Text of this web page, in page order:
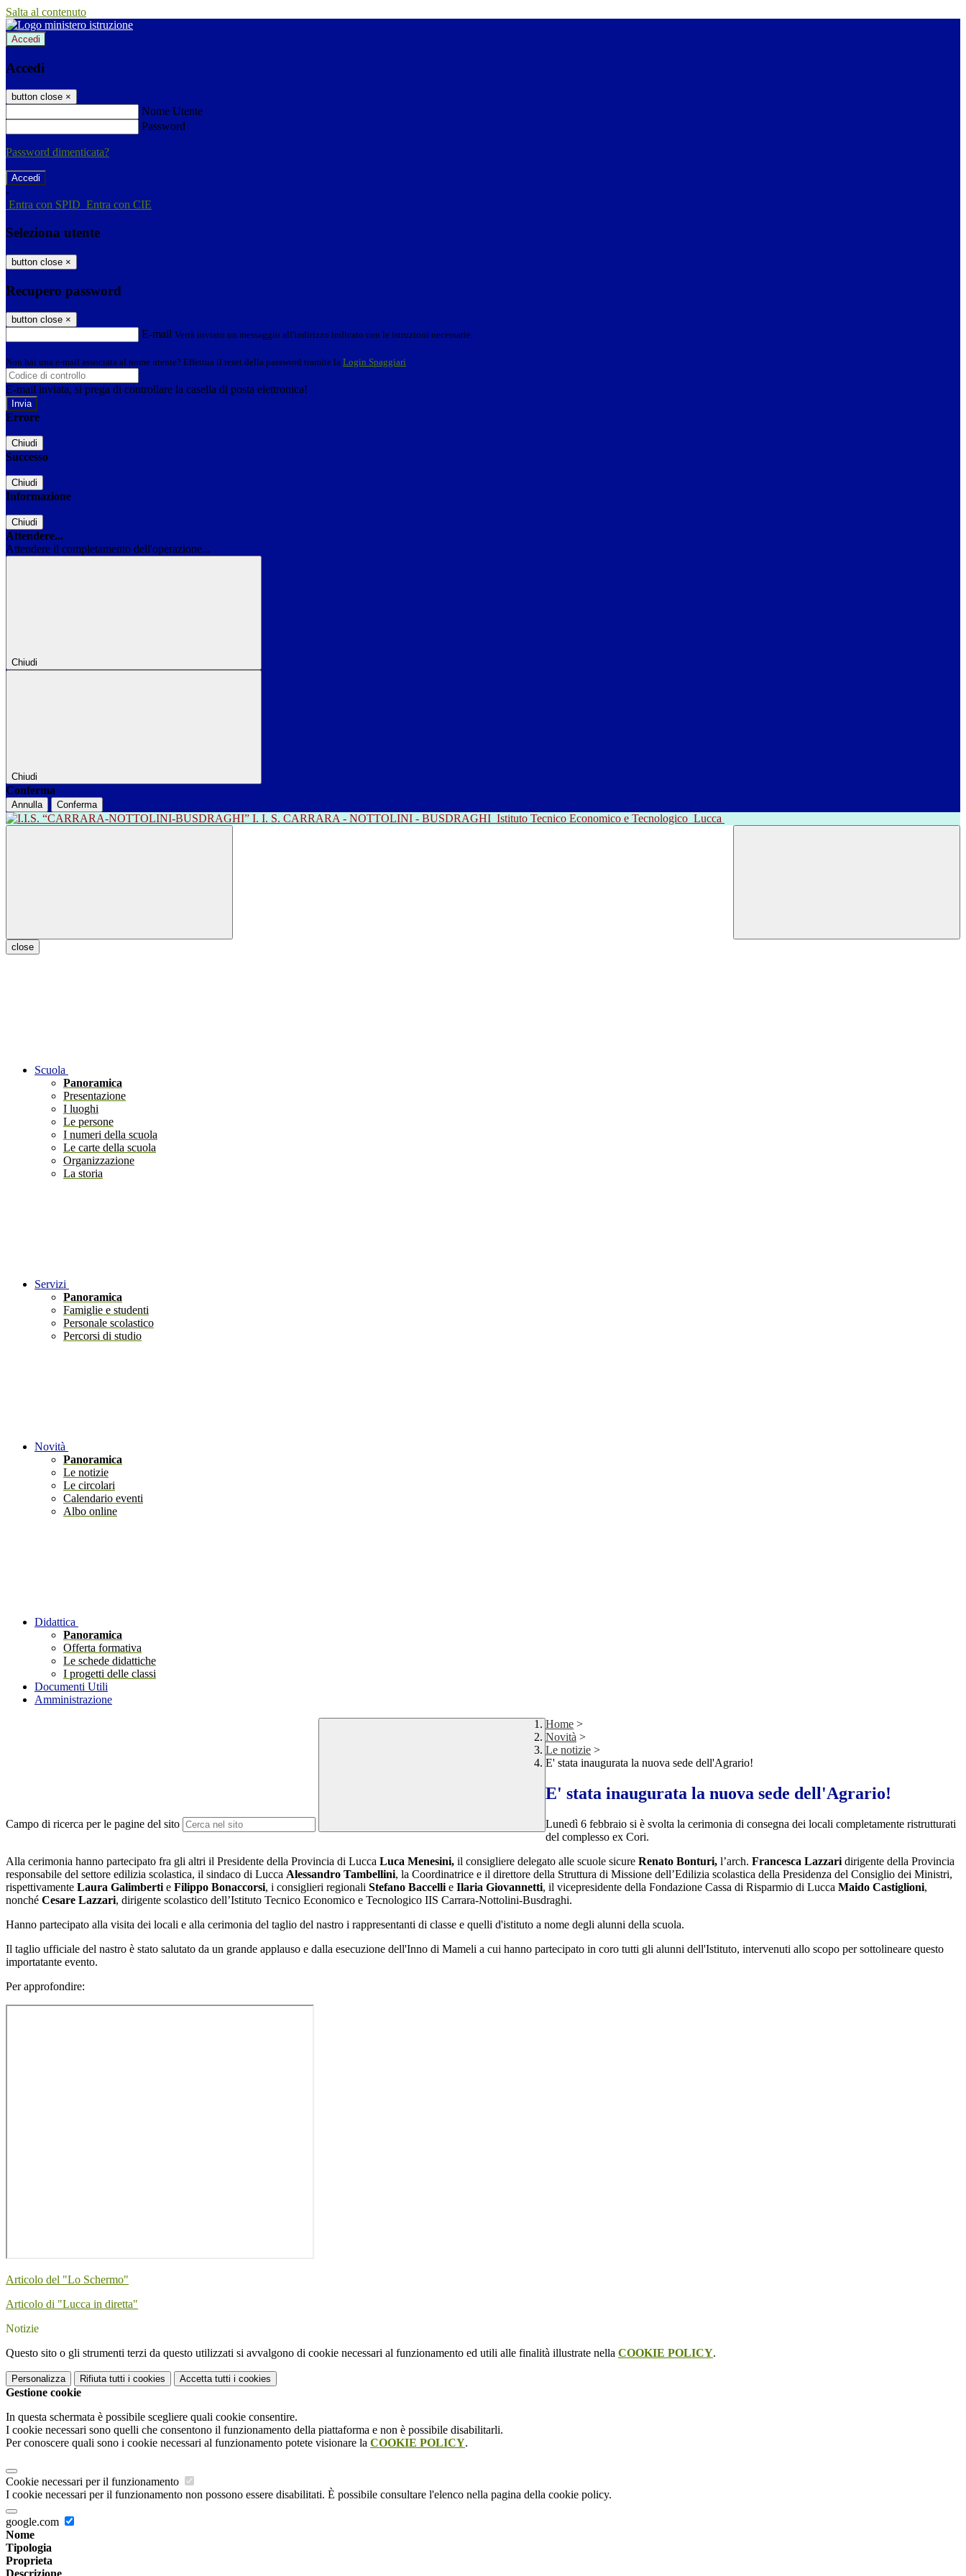
Salta al contenuto
Accedi
Accedi
button close ×
Nome Utente
Password
Password dimenticata?
-
Entra con SPID Entra con CIE
Seleziona utente
button close ×
Recupero password
button close ×
E-mail Verrà inviato un messaggio all'indirizzo indicato con le istruzioni necessarie.
Non hai una e-mail associata al nome utente? Effettua il reset della password tramite la Login Spaggiari
E-mail inviata, si prega di controllare la casella di posta elettronica!
Errore
Chiudi
Successo
Chiudi
Informazione
Chiudi
Attendere...
Attendere il completamento dell'operazione...
Chiudi
Chiudi
Conferma
Annulla Conferma
I. I. S. CARRARA - NOTTOLINI - BUSDRAGHI Istituto Tecnico Economico e Tecnologico Lucca
close
Scuola
Panoramica
Presentazione
I luoghi
Le persone
I numeri della scuola
Le carte della scuola
Organizzazione
La storia
Servizi
Panoramica
Famiglie e studenti
Personale scolastico
Percorsi di studio
Novità
Panoramica
Le notizie
Le circolari
Calendario eventi
Albo online
Didattica
Panoramica
Offerta formativa
Le schede didattiche
I progetti delle classi
Documenti Utili
Amministrazione
Campo di ricerca per le pagine del sito
Home >
Novità >
Le notizie >
E' stata inaugurata la nuova sede dell'Agrario!
E' stata inaugurata la nuova sede dell'Agrario!
Lunedì 6 febbraio si è svolta la cerimonia di consegna dei locali completamente ristrutturati
del complesso ex Cori.
Alla cerimonia hanno partecipato fra gli altri il Presidente della Provincia di Lucca Luca Menesini, il consigliere delegato alle scuole sicure Renato Bonturi, l’arch. Francesca Lazzari dirigente della Provincia
responsabile del settore edilizia scolastica, il sindaco di Lucca Alessandro Tambellini, la Coordinatrice e il direttore della Struttura di Missione dell’Edilizia scolastica della Presidenza del Consiglio dei Ministri,
rispettivamente Laura Galimberti e Filippo Bonaccorsi, i consiglieri regionali Stefano Baccelli e Ilaria Giovannetti, il vicepresidente della Fondazione Cassa di Risparmio di Lucca Maido Castiglioni,
nonché Cesare Lazzari, dirigente scolastico dell’Istituto Tecnico Economico e Tecnologico IIS Carrara-Nottolini-Busdraghi.
Hanno partecipato alla visita dei locali e alla cerimonia del taglio del nastro i rappresentanti di classe e quelli d'istituto a nome degli alunni della scuola.
Il taglio ufficiale del nastro è stato salutato da un grande applauso e dalla esecuzione dell'Inno di Mameli a cui hanno partecipato in coro tutti gli alunni dell'Istituto, intervenuti allo scopo per sottolineare questo
importatante evento.
Per approfondire:
Articolo del "Lo Schermo"
Articolo di "Lucca in diretta"
Notizie
Questo sito o gli strumenti terzi da questo utilizzati si avvalgono di cookie necessari al funzionamento ed utili alle finalità illustrate nella COOKIE POLICY.
Personalizza Rifiuta tutti i cookies Accetta tutti i cookies
Gestione cookie
In questa schermata è possibile scegliere quali cookie consentire.
I cookie necessari sono quelli che consentono il funzionamento della piattaforma e non è possibile disabilitarli.
Per conoscere quali sono i cookie necessari al funzionamento potete visionare la COOKIE POLICY.
Cookie necessari per il funzionamento
I cookie necessari per il funzionamento non possono essere disabilitati. È possibile consultare l'elenco nella pagina della cookie policy.
google.com
Nome
Tipologia
Proprieta